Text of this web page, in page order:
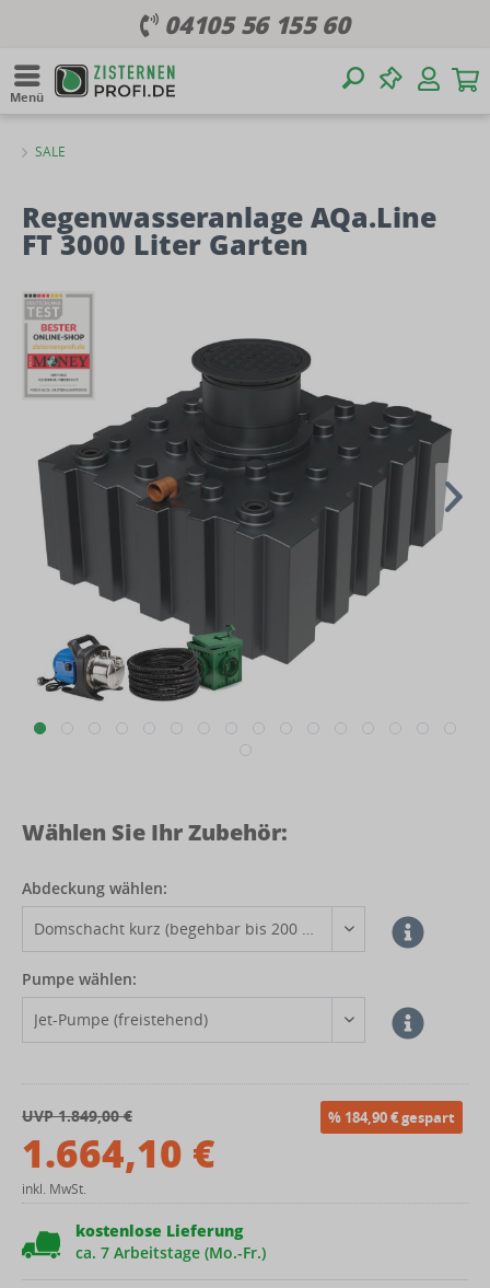
04105 56 155 60
Menü
SALE
Regenwasseranlage AQa.Line
FT 3000 Liter Garten
Wählen Sie Ihr Zubehör:
Abdeckung wählen:
Pumpe wählen:
UVP 1.849,00 € % 184,90 € gespart
1.664,10 €
inkl. MwSt.
kostenlose Lieferung
ca. 7 Arbeitstage (Mo.-Fr.)